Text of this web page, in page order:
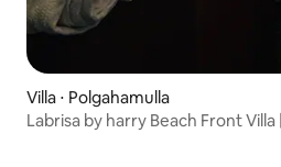
Villa ⋅ Polgahamulla
Labrisa by harry Beach Front